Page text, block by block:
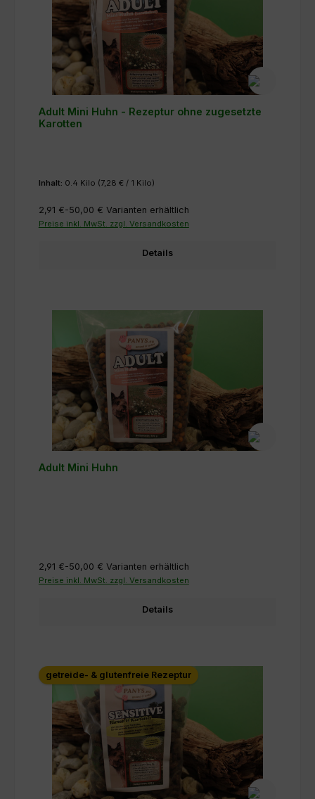
Adult Mini Huhn - Rezeptur ohne zugesetzte
Karotten
Inhalt: 0.4 Kilo (7,28 € / 1 Kilo)
2,91 €-50,00 € Varianten erhältlich
Preise inkl. MwSt. zzgl. Versandkosten
Details
Adult Mini Huhn
2,91 €-50,00 € Varianten erhältlich
Preise inkl. MwSt. zzgl. Versandkosten
Details
getreide- & glutenfreie Rezeptur